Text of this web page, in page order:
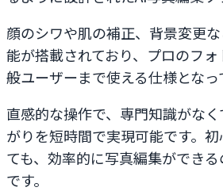
顔のシワや肌の補正、背景変更
能が搭載されており、プロのフ
般ユーザーまで使える仕様となっ
直感的な操作で、専門知識がな
がりを短時間で実現可能です。
ても、効率的に写真編集ができ
です。